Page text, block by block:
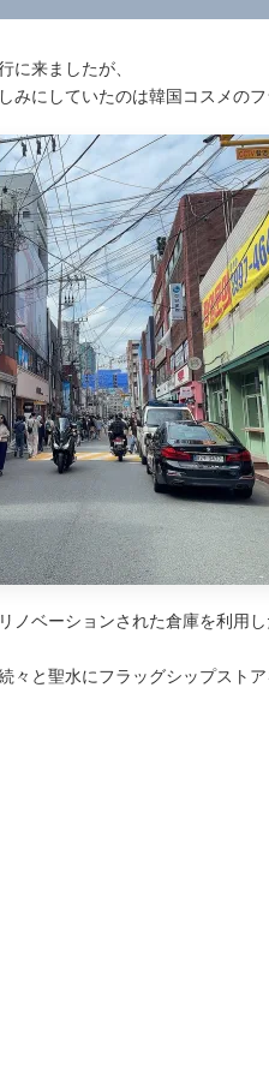
に来ましたが、
みにしていたのは韓国コスメの
ノベーションされた倉庫を利用
々と聖水にフラッグシップスト